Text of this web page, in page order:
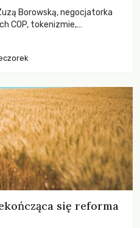
Borowską, negocjatorka
COP, tokenizmie,
się reforma